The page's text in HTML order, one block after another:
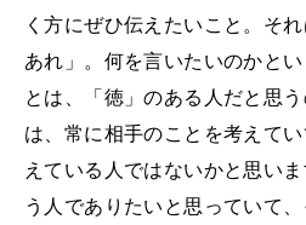
く方にぜひ伝えたいこと。そ
あれ」。何を言いたいのかと
とは、「徳」のある人だと思
は、常に相手のことを考えて
えている人ではないかと思い
う人でありたいと思っていて